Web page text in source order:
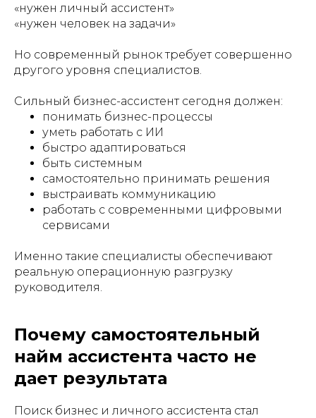
«нужен личный ассистент»
«нужен человек на задачи»
Но современный рынок требует совершенно
другого уровня специалистов.
Сильный бизнес-ассистент сегодня должен:
понимать бизнес-процессы
уметь работать с ИИ
быстро адаптироваться
быть системным
самостоятельно принимать решения
выстраивать коммуникацию
работать с современными цифровыми
сервисами
Именно такие специалисты обеспечивают
реальную операционную разгрузку
руководителя.
Почему самостоятельный
найм ассистента часто не
дает результата
Поиск бизнес и личного ассистента стал